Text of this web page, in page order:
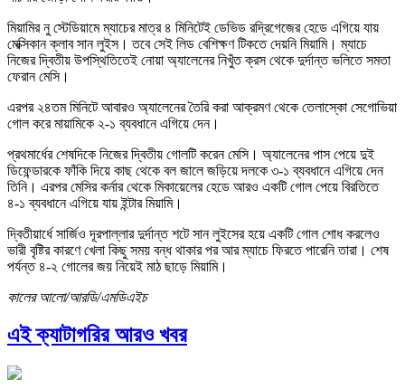
মিয়ামির নু স্টেডিয়ামে ম্যাচের মাত্র ৪ মিনিটেই ডেভিড রদ্রিগেজের হেডে এগিয়ে যায়
মেক্সিকান ক্লাব সান লুইস। তবে সেই লিড বেশিক্ষণ টিকতে দেয়নি মিয়ামি। ম্যাচে
নিজের দ্বিতীয় উপস্থিতিতেই নোয়া অ্যালেনের নিখুঁত ক্রস থেকে দুর্দান্ত ভলিতে সমতা
ফেরান মেসি।
এরপর ২৪তম মিনিটে আবারও অ্যালেনের তৈরি করা আক্রমণ থেকে তেলাস্কো সেগোভিয়া
গোল করে মায়ামিকে ২-১ ব্যবধানে এগিয়ে দেন।
প্রথমার্ধের শেষদিকে নিজের দ্বিতীয় গোলটি করেন মেসি। অ্যালেনের পাস পেয়ে দুই
ডিফেন্ডারকে ফাঁকি দিয়ে কাছ থেকে বল জালে জড়িয়ে দলকে ৩-১ ব্যবধানে এগিয়ে দেন
তিনি। এরপর মেসির কর্নার থেকে মিকায়েলের হেডে আরও একটি গোল পেয়ে বিরতিতে
৪-১ ব্যবধানে এগিয়ে যায় ইন্টার মিয়ামি।
দ্বিতীয়ার্ধে সার্জিও দূরপাল্লার দুর্দান্ত শটে সান লুইসের হয়ে একটি গোল শোধ করলেও
ভারী বৃষ্টির কারণে খেলা কিছু সময় বন্ধ থাকার পর আর ম্যাচে ফিরতে পারেনি তারা। শেষ
পর্যন্ত ৪-২ গোলের জয় নিয়েই মাঠ ছাড়ে মিয়ামি।
কালের আলো/আরডি/এমডিএইচ
এই ক্যাটাগরির আরও খবর